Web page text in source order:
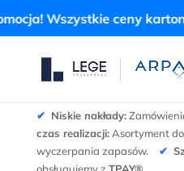
Wszystkie ceny kartonów
✔ Niskie nakłady:
czas realizacji:Asortyment
wyczerpania zapasów. ✔